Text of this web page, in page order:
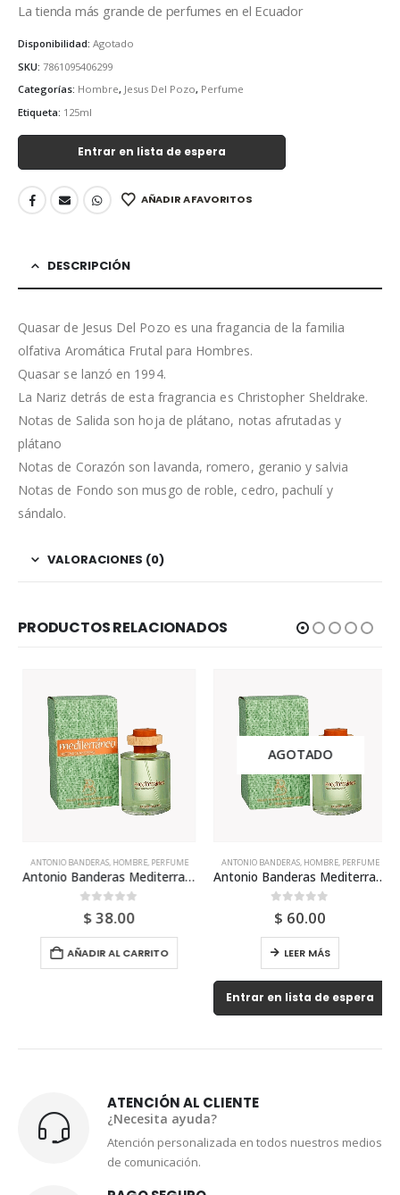
La tienda más grande de perfumes en el Ecuador
Disponibilidad: Agotado
SKU: 7861095406299
Categorías: Hombre, Jesus Del Pozo, Perfume
Etiqueta: 125ml
Entrar en lista de espera
AÑADIR A FAVORITOS
DESCRIPCIÓN
Quasar de Jesus Del Pozo es una fragancia de la familia
olfativa Aromática Frutal para Hombres.
Quasar se lanzó en 1994.
La Nariz detrás de esta fragrancia es Christopher Sheldrake.
Notas de Salida son hoja de plátano, notas afrutadas y
plátano
Notas de Corazón son lavanda, romero, geranio y salvia
Notas de Fondo son musgo de roble, cedro, pachulí y
sándalo.
VALORACIONES (0)
PRODUCTOS RELACIONADOS
ANTONIO BANDERAS,HOMBRE,PERFUME
Antonio Banderas Mediterraneo 100ml Para Hombre
out of 5
$38.00
AÑADIR AL CARRITO
AGOTADO
ANTONIO BANDERAS,HOMBRE,PERFUME
Antonio Banderas Mediterraneo 200ml Para Hombre
out of 5
$60.00
LEER MÁS
Entrar en lista de espera
ATENCIÓN AL CLIENTE
¿Necesita ayuda?
Atención personalizada en todos nuestros medios